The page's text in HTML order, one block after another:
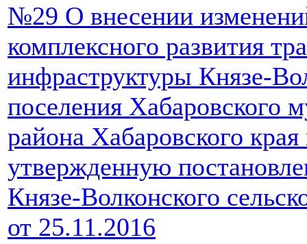
№29 О внесении
комплексного развития
инфраструктуры Князе-
поселения Хабаровского
района Хабаровского
утвержденную
Князе-Волконского
от 25.11.2016